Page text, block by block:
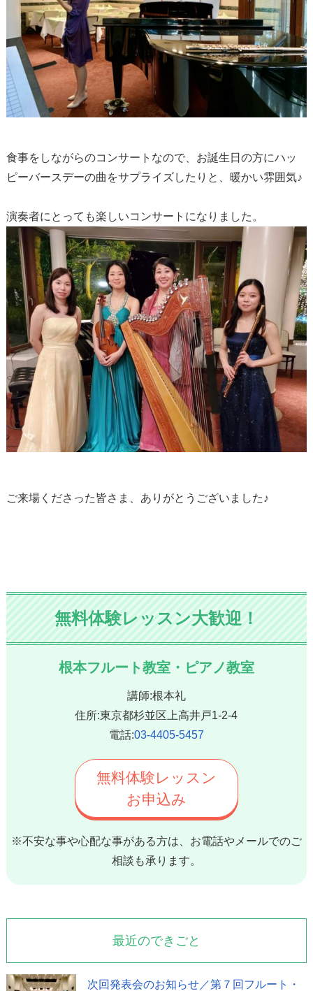
食事をしながらのコンサートなので、お誕生日の方にハッ
ピーバースデーの曲をサプライズしたりと、暖かい雰囲気♪
演奏者にとっても楽しいコンサートになりました。
ご来場くださった皆さま、ありがとうございました♪
無料体験レッスン大歓迎！
根本フルート教室・ピアノ教室
講師:根本礼
住所:東京都杉並区上高井戸1-2-4
電話:03-4405-5457
無料体験レッスン
お申込み
※不安な事や心配な事がある方は、お電話やメールでのご
相談も承ります。
最近のできごと
次回発表会のお知らせ／第７回フルート・